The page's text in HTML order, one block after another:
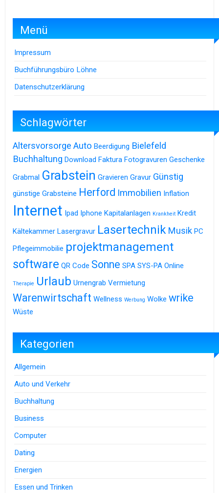
Menü
Impressum
Buchführungsbüro Löhne
Datenschutzerklärung
Schlagwörter
Altersvorsorge Auto Beerdigung Bielefeld
Buchhaltung Download Faktura Fotogravuren Geschenke
Grabmal Grabstein Gravieren Gravur Günstig
günstige Grabsteine Herford Immobilien Inflation
Internet Ipad Iphone Kapitalanlagen Krankheit Kredit
Kältekammer Lasergravur Lasertechnik Musik PC
Pflegeimmobilie projektmanagement
software QR Code Sonne SPA SYS-PA Online
Therapie Urlaub Urnengrab Vermietung
Warenwirtschaft Wellness Werbung Wolke wrike
Wüste
Kategorien
Allgemein
Auto und Verkehr
Buchhaltung
Business
Computer
Dating
Energien
Essen und Trinken